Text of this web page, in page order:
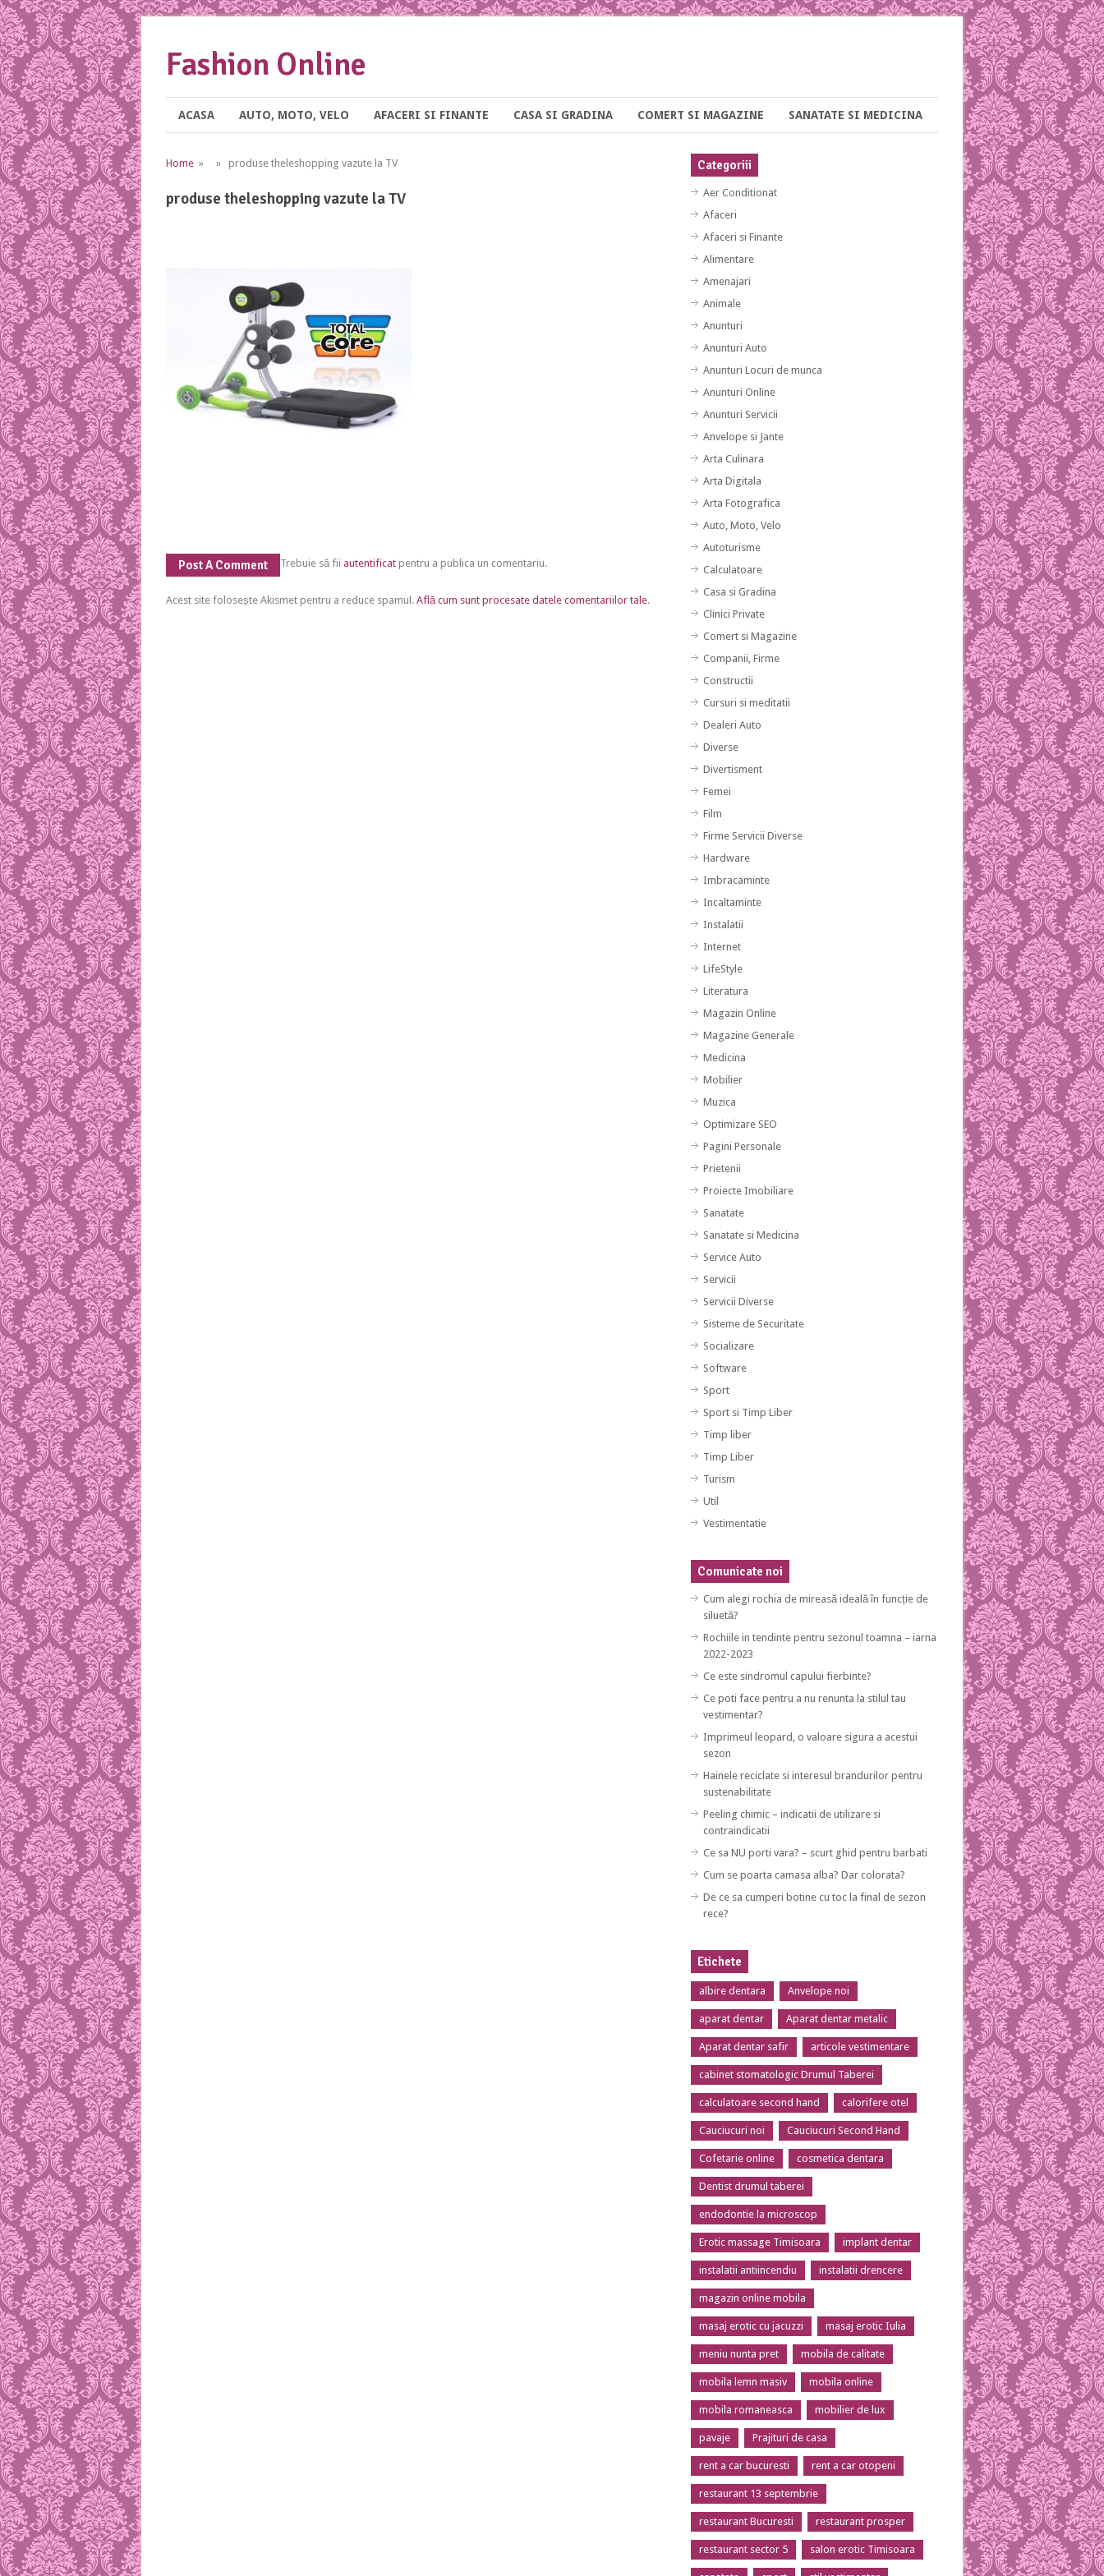
Fashion Online
ACASA AUTO, MOTO, VELO AFACERI SI FINANTE CASA SI GRADINA COMERT SI MAGAZINE SANATATE SI MEDICINA
Home » » produse theleshopping vazute la TV
produse theleshopping vazute la TV
Post A Comment Trebuie să fii autentificat pentru a publica un comentariu.
Acest site folosește Akismet pentru a reduce spamul. Află cum sunt procesate datele comentariilor tale.
Categoriii
Aer Conditionat
Afaceri
Afaceri si Finante
Alimentare
Amenajari
Animale
Anunturi
Anunturi Auto
Anunturi Locuri de munca
Anunturi Online
Anunturi Servicii
Anvelope si Jante
Arta Culinara
Arta Digitala
Arta Fotografica
Auto, Moto, Velo
Autoturisme
Calculatoare
Casa si Gradina
Clinici Private
Comert si Magazine
Companii, Firme
Constructii
Cursuri si meditatii
Dealeri Auto
Diverse
Divertisment
Femei
Film
Firme Servicii Diverse
Hardware
Imbracaminte
Incaltaminte
Instalatii
Internet
LifeStyle
Literatura
Magazin Online
Magazine Generale
Medicina
Mobilier
Muzica
Optimizare SEO
Pagini Personale
Prietenii
Proiecte Imobiliare
Sanatate
Sanatate si Medicina
Service Auto
Servicii
Servicii Diverse
Sisteme de Securitate
Socializare
Software
Sport
Sport si Timp Liber
Timp liber
Timp Liber
Turism
Util
Vestimentatie
Comunicate noi
Cum alegi rochia de mireasă ideală în funcție de
siluetă?
Rochiile in tendinte pentru sezonul toamna – iarna
2022-2023
Ce este sindromul capului fierbinte?
Ce poti face pentru a nu renunta la stilul tau
vestimentar?
Imprimeul leopard, o valoare sigura a acestui
sezon
Hainele reciclate si interesul brandurilor pentru
sustenabilitate
Peeling chimic – indicatii de utilizare si
contraindicatii
Ce sa NU porti vara? – scurt ghid pentru barbati
Cum se poarta camasa alba? Dar colorata?
De ce sa cumperi botine cu toc la final de sezon
rece?
Etichete
albire dentara Anvelope noi
aparat dentar Aparat dentar metalic
Aparat dentar safir articole vestimentare
cabinet stomatologic Drumul Taberei
calculatoare second hand calorifere otel
Cauciucuri noi Cauciucuri Second Hand
Cofetarie online cosmetica dentara
Dentist drumul taberei
endodontie la microscop
Erotic massage Timisoara implant dentar
instalatii antiincendiu instalatii drencere
magazin online mobila
masaj erotic cu jacuzzi masaj erotic Iulia
meniu nunta pret mobila de calitate
mobila lemn masiv mobila online
mobila romaneasca mobilier de lux
pavaje Prajituri de casa
rent a car bucuresti rent a car otopeni
restaurant 13 septembrie
restaurant Bucuresti restaurant prosper
restaurant sector 5 salon erotic Timisoara